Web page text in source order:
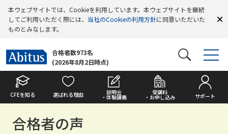
本ウェブサイトでは、Cookieを利用しています。本ウェブサイトを継続
してご利用いただく際には、 当社のCookieの利用方針に同意いただいた
ものとみなします。
合格者数973名
(2026年8月2日時点)
CFEを知る 選ばれる理由 説明会
・体験講義
受講料
・お申し込み サポート
合格者の声